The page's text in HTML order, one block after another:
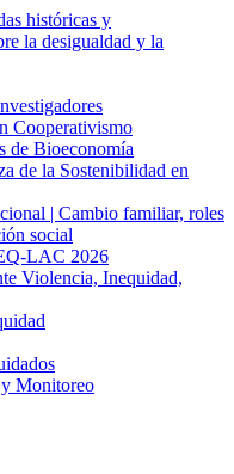
históricas y
la desigualdad y la
Cooperativismo
de Bioeconomía
de la Sostenibilidad en
| Cambio familiar, roles
social
LAC 2026
Violencia, Inequidad,
Monitoreo